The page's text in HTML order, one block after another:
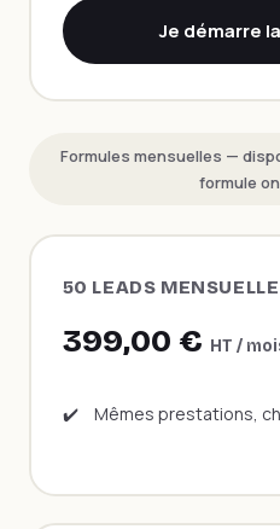
Je démarre
Formules mensuelles —
formule
50 LEADS MENSUELLE
399,00 € HT /
✔️ Mêmes prestations,